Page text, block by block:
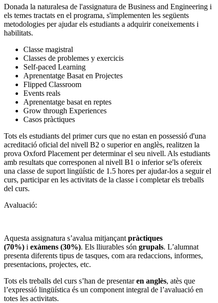
Donada la naturalesa de l'assignatura de Business and Engineering i
els temes tractats en el programa, s'implementen les següents
metodologies per ajudar els estudiants a adquirir coneixements i
habilitats.
Classe magistral
Classes de problemes y exercicis
Self-paced Learning
Aprenentatge Basat en Projectes
Flipped Classroom
Events reals
Aprenentatge basat en reptes
Grow through Experiences
Casos pràctiques
Tots els estudiants del primer curs que no estan en possessió d'una
acreditació oficial del nivell B2 o superior en anglès, realitzen la
prova Oxford Placement per determinar el seu nivell. Als estudiants
amb resultats que corresponen al nivell B1 o inferior se'ls ofereix
una classe de suport lingüístic de 1.5 hores per ajudar-los a seguir el
curs, participar en les activitats de la classe i completar els treballs
del curs.
Avaluació:
Aquesta assignatura s’avalua mitjançant pràctiques
(70%) i exàmens (30%). Els lliurables són grupals. L’alumnat
presenta diferents tipus de tasques, com ara redaccions, informes,
presentacions, projectes, etc.
Tots els treballs del curs s’han de presentaren anglès, atès que
l’expressió lingüística és un component integral de l’avaluació en
totes les activitats.